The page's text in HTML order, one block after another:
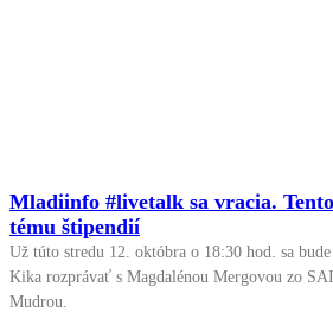
Mladiinfo #livetalk sa vracia.
tému štipendií
Už túto stredu 12. októbra o 18:30 hod. sa
Kika rozprávať s Magdalénou Mergovou zo
Mudrou.